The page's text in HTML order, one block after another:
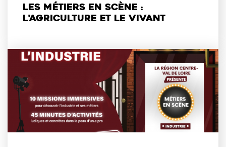
Les métiers en scène :
l'agriculture et le vivant